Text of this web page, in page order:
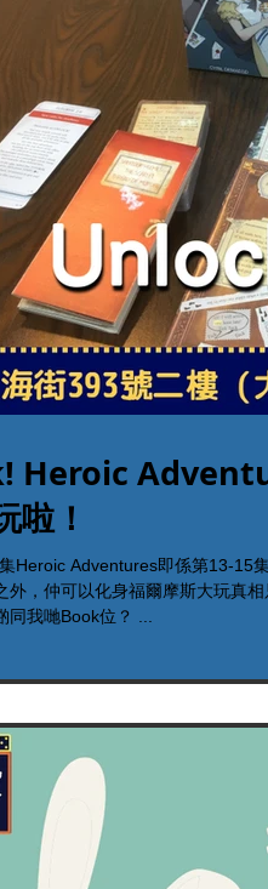
Heroic
啦！
Adventures即係第13-15集，已經可
化身福爾摩斯大玩真相只有一個啊！ 想平平地同班Friend
同我哋Book位？ ...